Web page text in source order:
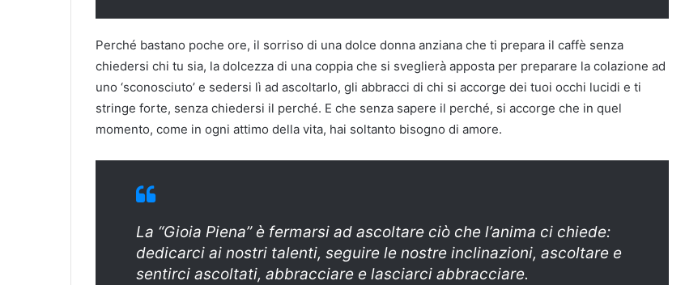
Perché bastano poche ore, il sorriso di una dolce donna anziana che ti prepara il caffè senza
chiedersi chi tu sia, la dolcezza di una coppia che si sveglierà apposta per preparare la colazione ad
uno ‘sconosciuto’ e sedersi lì ad ascoltarlo, gli abbracci di chi si accorge dei tuoi occhi lucidi e ti
stringe forte, senza chiedersi il perché. E che senza sapere il perché, si accorge che in quel
momento, come in ogni attimo della vita, hai soltanto bisogno di amore.
La “Gioia Piena” è fermarsi ad ascoltare ciò che l’anima ci chiede:
dedicarci ai nostri talenti, seguire le nostre inclinazioni, ascoltare e
sentirci ascoltati, abbracciare e lasciarci abbracciare.